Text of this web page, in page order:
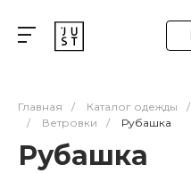
Главная / Каталог одежды /
/
Ветровки / Рубашка
Рубашка